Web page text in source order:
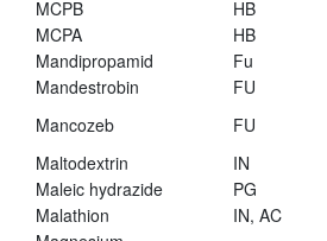
MCPB
HB
MCPA
HB
Mandipropamid
Fu
Mandestrobin
FU
Mancozeb
FU
Maltodextrin
IN
Maleic hydrazide
PG
Malathion
IN, AC